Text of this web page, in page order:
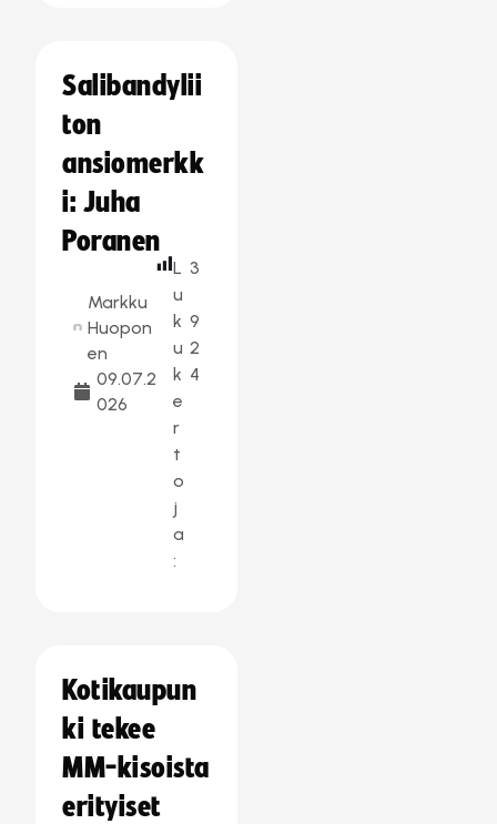
Salibandylii
ton
ansiomerkk
i: Juha
Poranen
Markku
Huopon
en
09.07.2
026
L
u
k
u
k
e
r
t
o
j
a
:
3
9
2
4
Kotikaupun
ki tekee
MM-kisoista
erityiset